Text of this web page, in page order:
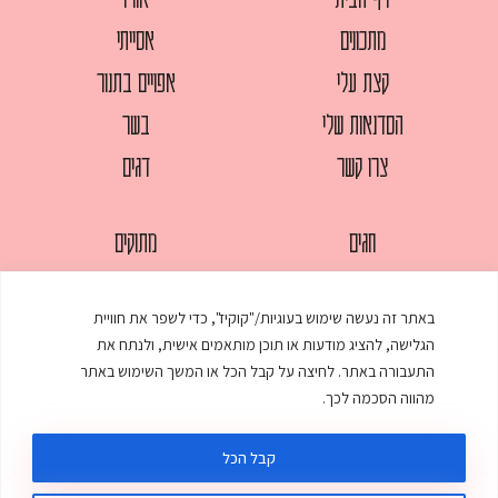
באתר זה נעשה שימוש בעוגיות/"קוקיז", כדי לשפר את חוויית
הגלישה, להציג מודעות או תוכן מותאמים אישית, ולנתח את
התעבורה באתר. לחיצה על קבל הכל או המשך השימוש באתר
מהווה הסכמה לכך.
קבל הכל
מתכונים
קצת עלי
הסדנאות שלי
צרו קשר
אסייתי
אפויים בתנור
בשר
דגים
חגים
מאפים
ממולאים
מרקים
מתוקים
עוגות
עוף